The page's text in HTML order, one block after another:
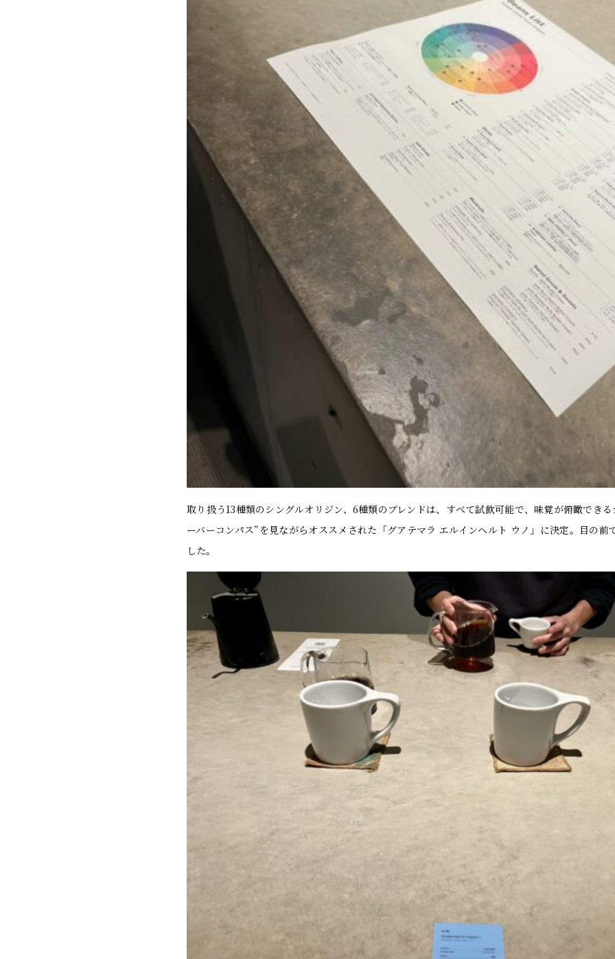
取り扱う13種類のシングルオリジン、6種類のブレンドは、すべて試飲可能で、味覚が俯瞰でき
ーバーコンパス”を見ながらオススメされた「グアテマラ エルインヘルト ウノ」に決定。目の前
した。